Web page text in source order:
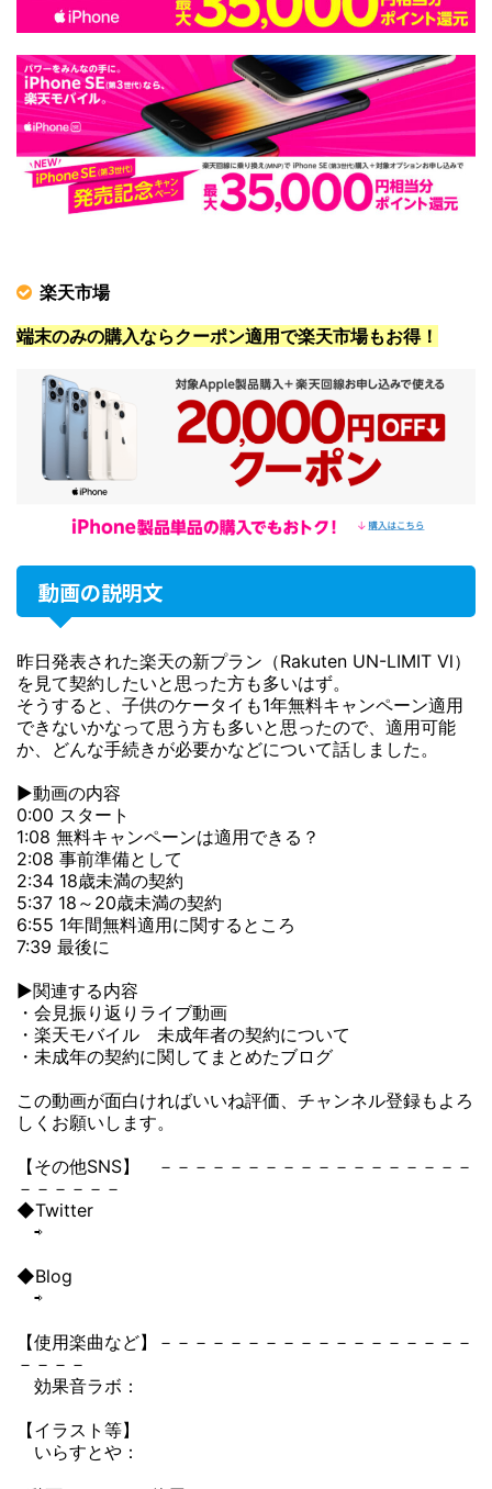
楽天市場
端末のみの購入ならクーポン適用で楽天市場もお得！
動画の説明文
昨日発表された楽天の新プラン（Rakuten UN-LIMIT Ⅵ）
を見て契約したいと思った方も多いはず。
そうすると、子供のケータイも1年無料キャンペーン適用
できないかなって思う方も多いと思ったので、適用可能
か、どんな手続きが必要かなどについて話しました。
▶動画の内容
0:00 スタート
1:08 無料キャンペーンは適用できる？
2:08 事前準備として
2:34 18歳未満の契約
5:37 18～20歳未満の契約
6:55 1年間無料適用に関するところ
7:39 最後に
▶関連する内容
・会見振り返りライブ動画
・楽天モバイル 未成年者の契約について
・未成年の契約に関してまとめたブログ
この動画が面白ければいいね評価、チャンネル登録もよろ
しくお願いします。
【その他SNS】 －－－－－－－－－－－－－－－－－－
－－－－－－
◆Twitter
⇨
◆Blog
⇨
【使用楽曲など】－－－－－－－－－－－－－－－－－－
－－－－
効果音ラボ：
【イラスト等】
いらすとや：